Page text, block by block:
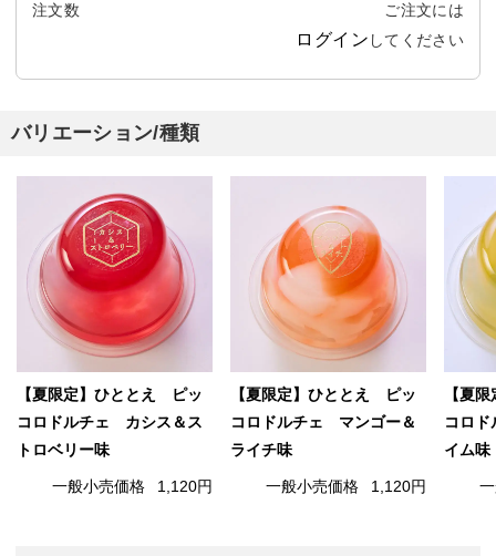
注文数 ご注文には
ログイン してください
バリエーション/種類
【夏限定】ひととえ ピッ
コロドルチェ カシス＆ス
トロベリー味
一般小売価格 1,120円
【夏限定】ひととえ ピッ
コロドルチェ マンゴー＆
ライチ味
一般小売価格 1,120円
【夏
コロ
イム味